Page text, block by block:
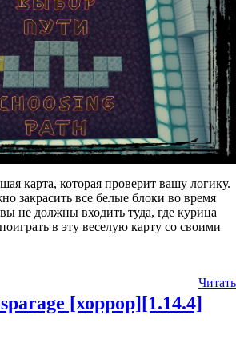
карта, которая проверит вашу логику.
закрасить все белые блоки во время
не должны входить туда, где курица
в эту веселую карту со своими
Читать
[хоррор][1.14.4]